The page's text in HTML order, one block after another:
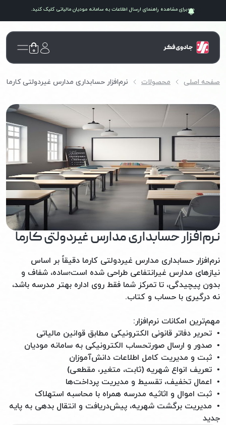
برای مشاهده راهنمای ارسال اطلاعات به سامانه مودیان مالیاتی کلیک کنید.
۰
صفحه اصلی محصولات نرم‌افزار حسابداری مدارس غیردولتی کارما
نرم‌افزار حسابداری مدارس غیردولتی کارما
نرم‌افزار حسابداری مدارس غیردولتی کارما دقیقاً بر اساس
نیازهای مدارس غیرانتفاعی طراحی شده است؛ ساده، شفاف و
بدون پیچیدگی‌، تا تمرکز شما فقط روی اداره بهتر مدرسه باشد،
نه درگیری با حساب و کتاب.
مهم‌ترین امکانات نرم‌افزار:
• تحریر دفاتر قانونی الکترونیکی مطابق قوانین مالیاتی
• صدور و ارسال صورتحساب الکترونیکی به سامانه مودیان
• ثبت و مدیریت کامل اطلاعات دانش‌آموزان
• تعریف انواع شهریه (ثابت، متغیر، مقطعی)
• اعمال تخفیف، تقسیط و مدیریت پرداخت‌ها
• ثبت اموال و اثاثیه مدرسه همراه با محاسبه استهلاک
• مدیریت برگشت شهریه، پیش‌دریافت و انتقال بدهی به پایه
جدید